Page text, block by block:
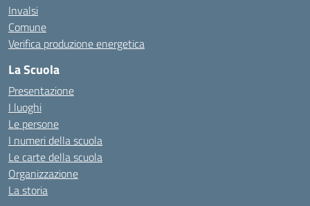
Invalsi
Comune
Verifica produzione energetica
La Scuola
Presentazione
I luoghi
Le persone
I numeri della scuola
Le carte della scuola
Organizzazione
La storia